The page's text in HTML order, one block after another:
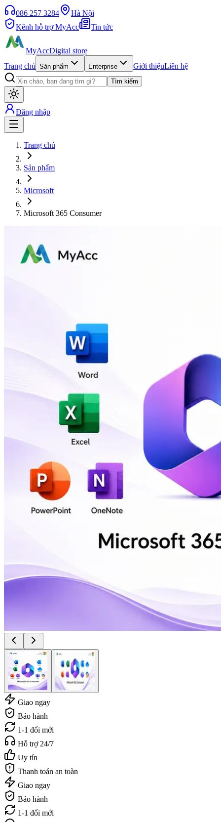
086 257 3284
Hà Nội
Kênh hỗ trợ MyAcc
Tin tức
MyAccDigital store
Trang chủ Sản phẩm Enterprise Giới thiệuLiên hệ
Tìm kiếm
Đăng nhập
Trang chủ
Sản phẩm
Microsoft
Microsoft 365 Consumer
Giao ngay
Bảo hành
1-1 đổi mới
Hỗ trợ 24/7
Uy tín
Thanh toán an toàn
Giao ngay
Bảo hành
1-1 đổi mới